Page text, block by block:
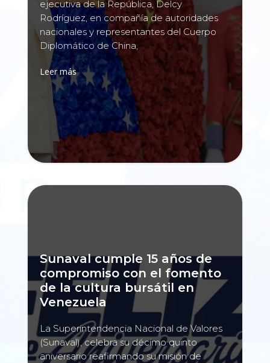
ejecutiva de la República, Delcy
Rodríguez, en compañía de autoridades
nacionales y representantes del Cuerpo
Diplomático de China,
Leer más
Sunaval cumple 15 años de
compromiso con el fomento
de la cultura bursátil en
Venezuela
La Superintendencia Nacional de Valores
(Sunaval), celebra su décimo quinto
aniversario reafirmando su misión de